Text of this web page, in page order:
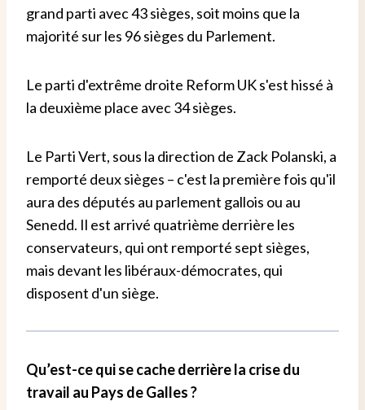
grand parti avec 43 sièges, soit moins que la
majorité sur les 96 sièges du Parlement.
Le parti d'extrême droite Reform UK s'est hissé à
la deuxième place avec 34 sièges.
Le Parti Vert, sous la direction de Zack Polanski, a
remporté deux sièges – c'est la première fois qu'il
aura des députés au parlement gallois ou au
Senedd. Il est arrivé quatrième derrière les
conservateurs, qui ont remporté sept sièges,
mais devant les libéraux-démocrates, qui
disposent d'un siège.
Qu’est-ce qui se cache derrière la crise du
travail au Pays de Galles ?